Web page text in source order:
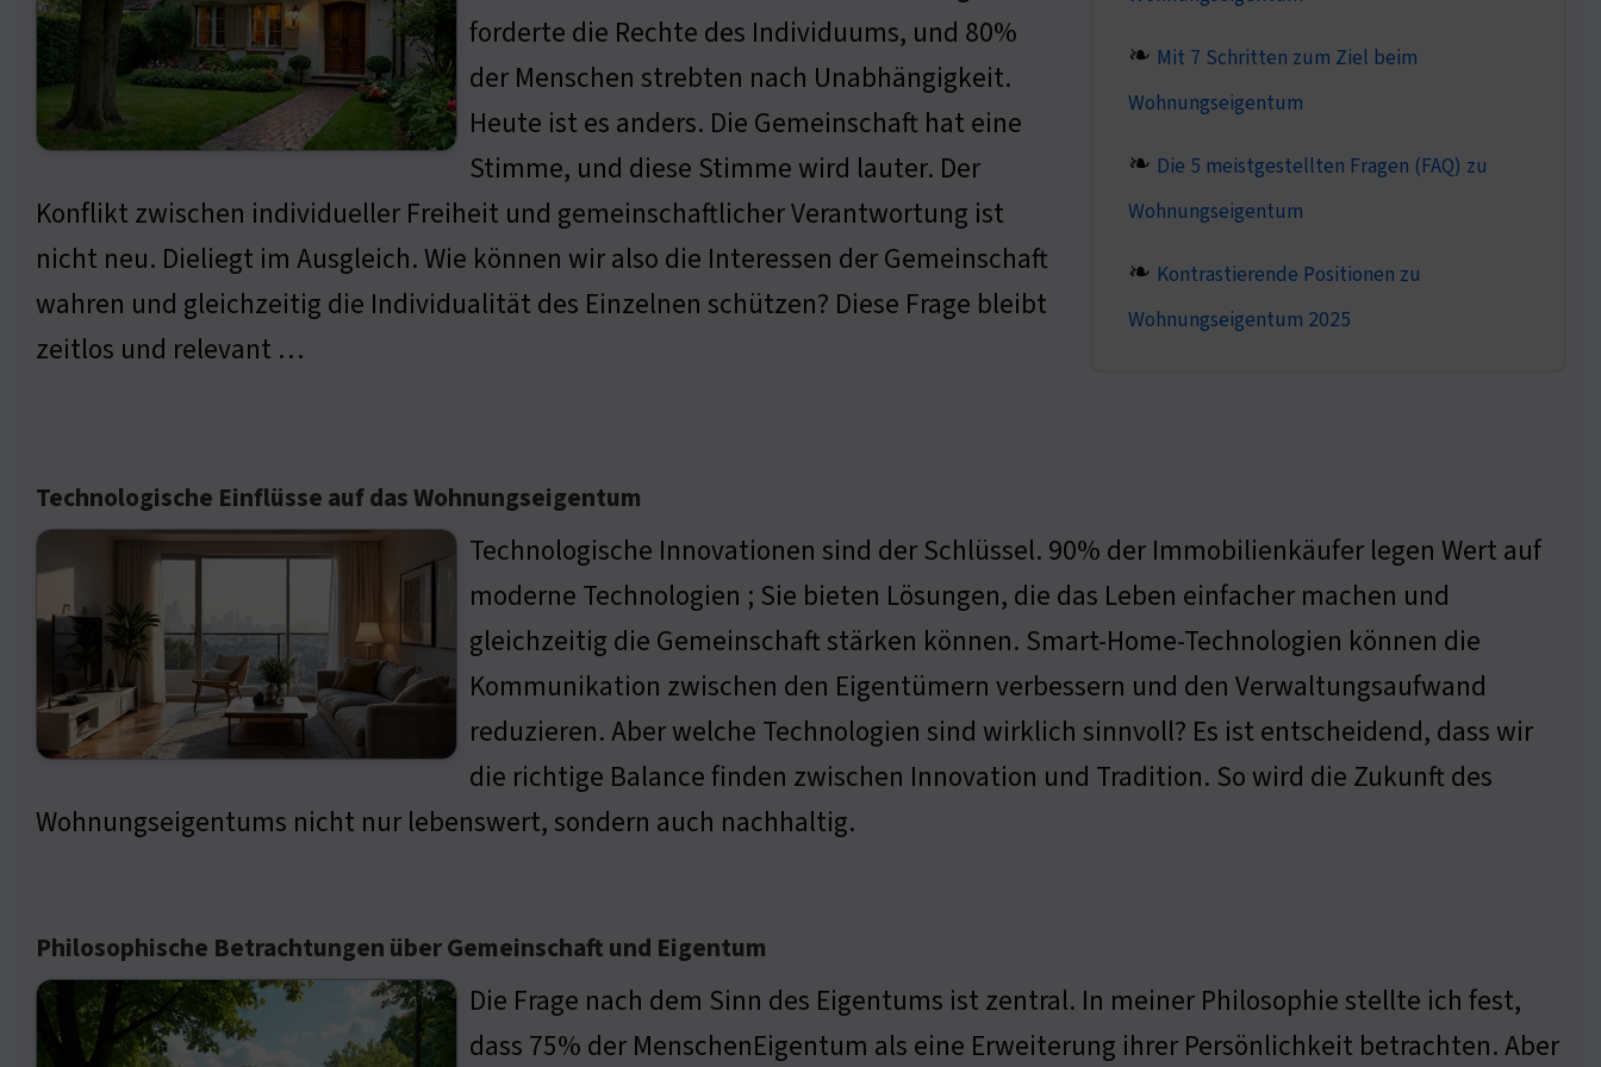
Mit 7 Schritten zum Ziel beim
Wohnungseigentum
Die 5 meistgestellten Fragen (FAQ) zu
Wohnungseigentum
Kontrastierende Positionen zu
Wohnungseigentum 2025
forderte die Rechte des Individuums, und 80%
der Menschen strebten nach Unabhängigkeit.
Heute ist es anders. Die Gemeinschaft hat eine
Stimme, und diese Stimme wird lauter. Der
Konflikt zwischen individueller Freiheit und gemeinschaftlicher Verantwortung ist
nicht neu. Dieliegt im Ausgleich. Wie können wir also die Interessen der Gemeinschaft
wahren und gleichzeitig die Individualität des Einzelnen schützen? Diese Frage bleibt
zeitlos und relevant …
Technologische Einflüsse auf das Wohnungseigentum
Technologische Innovationen sind der Schlüssel. 90% der Immobilienkäufer legen Wert auf
moderne Technologien ; Sie bieten Lösungen, die das Leben einfacher machen und
gleichzeitig die Gemeinschaft stärken können. Smart-Home-Technologien können die
Kommunikation zwischen den Eigentümern verbessern und den Verwaltungsaufwand
reduzieren. Aber welche Technologien sind wirklich sinnvoll? Es ist entscheidend, dass wir
die richtige Balance finden zwischen Innovation und Tradition. So wird die Zukunft des
Wohnungseigentums nicht nur lebenswert, sondern auch nachhaltig.
Philosophische Betrachtungen über Gemeinschaft und Eigentum
Die Frage nach dem Sinn des Eigentums ist zentral. In meiner Philosophie stellte ich fest,
dass 75% der MenschenEigentum als eine Erweiterung ihrer Persönlichkeit betrachten. Aber